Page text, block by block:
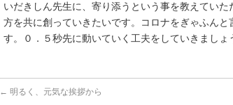
いだきしん先生に、寄り添うという事を教えてい
方を共に創っていきたいです。コロナをぎゃふん
す。０．５秒先に動いていく工夫をしていきましょ
← 明るく、元気な挨拶から